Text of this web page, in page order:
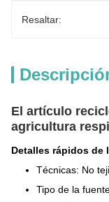
Resaltar:
El artículo
agricultura
Detalles rápidos de
Técnicas: No
Tipo de la